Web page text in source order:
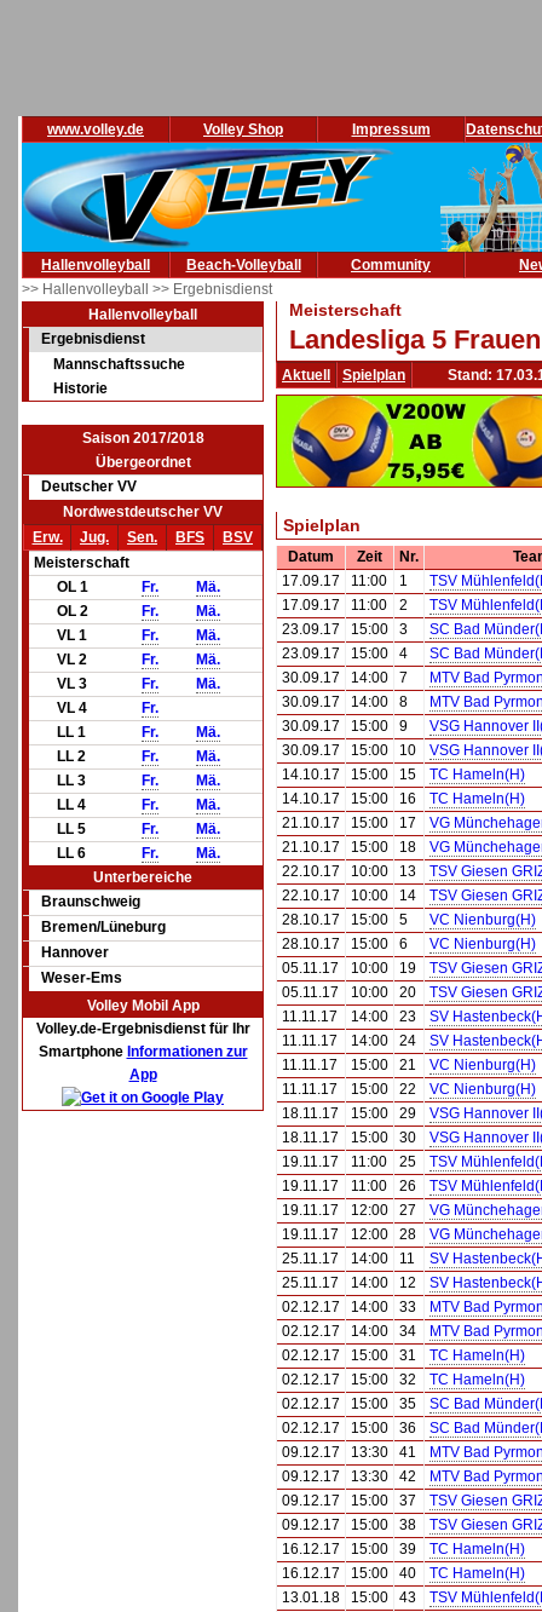
www.volley.de Volley Shop Impressum
Hallenvolleyball Beach-Volleyball Community
>> Hallenvolleyball >> Ergebnisdienst
Hallenvolleyball
Ergebnisdienst
Mannschaftssuche
Historie
Saison 2017/2018
Übergeordnet
Deutscher VV
Nordwestdeutscher VV
Erw.
Jug. Sen. BFS
BSV
Meisterschaft
OL 1
Fr.
Mä.
OL 2
Fr.
Mä.
VL 1
Fr.
Mä.
VL 2
Fr.
Mä.
VL 3
Fr.
Mä.
VL 4
Fr.
LL 1
Fr.
Mä.
LL 2
Fr.
Mä.
LL 3
Fr.
Mä.
LL 4
Fr.
Mä.
LL 5
Fr.
Mä.
LL 6
Fr.
Mä.
Unterbereiche
Braunschweig
Bremen/Lüneburg
Hannover
Weser-Ems
Volley Mobil App
Volley.de-Ergebnisdienst für Ihr
Smartphone Informationen zur
App
Meisterschaft
Landesliga 5
Aktuell Spielplan Stand:
Spielplan
Datum Zeit Nr.
17.09.17
11:00 1
TSV
17.09.17
11:00 2
TSV
23.09.17
15:00 3
SC Bad
23.09.17
15:00 4
SC Bad
30.09.17
14:00 7
MTV Bad
30.09.17
14:00 8
MTV Bad
30.09.17
15:00 9
VSG Hannover
30.09.17
15:00 10
VSG Hannover
14.10.17
15:00 15
TC Hameln(H)
14.10.17
15:00 16
TC Hameln(H)
21.10.17
15:00 17
VG
21.10.17
15:00 18
VG
22.10.17
10:00 13
TSV Giesen
22.10.17
10:00 14
TSV Giesen
28.10.17
15:00 5
VC Nienburg(H)
28.10.17
15:00 6
VC Nienburg(H)
05.11.17
10:00 19
TSV Giesen
05.11.17
10:00 20
TSV Giesen
11.11.17
14:00 23
SV
11.11.17
14:00 24
SV
11.11.17
15:00 21
VC Nienburg(H)
11.11.17
15:00 22
VC Nienburg(H)
18.11.17
15:00 29
VSG Hannover
18.11.17
15:00 30
VSG Hannover
19.11.17
11:00 25
TSV
19.11.17
11:00 26
TSV
19.11.17
12:00 27
VG
19.11.17
12:00 28
VG
25.11.17
14:00 11
SV
25.11.17
14:00 12
SV
02.12.17
14:00 33
MTV Bad
02.12.17
14:00 34
MTV Bad
02.12.17
15:00 31
TC Hameln(H)
02.12.17
15:00 32
TC Hameln(H)
02.12.17
15:00 35
SC Bad
02.12.17
15:00 36
SC Bad
09.12.17
13:30 41
MTV Bad
09.12.17
13:30 42
MTV Bad
09.12.17
15:00 37
TSV Giesen
09.12.17
15:00 38
TSV Giesen
16.12.17
15:00 39
TC Hameln(H)
16.12.17
15:00 40
TC Hameln(H)
13.01.18
15:00 43
TSV